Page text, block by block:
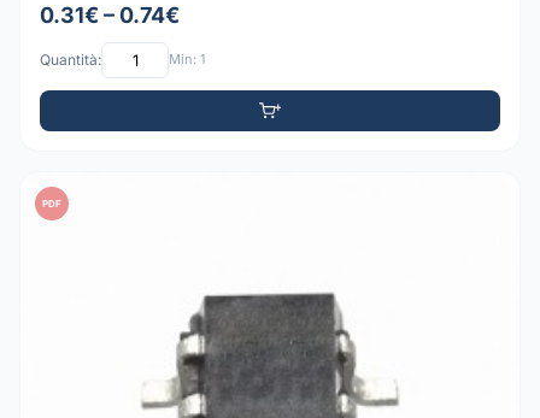
0.31€ – 0.74€
Quantità: Min: 1
PDF